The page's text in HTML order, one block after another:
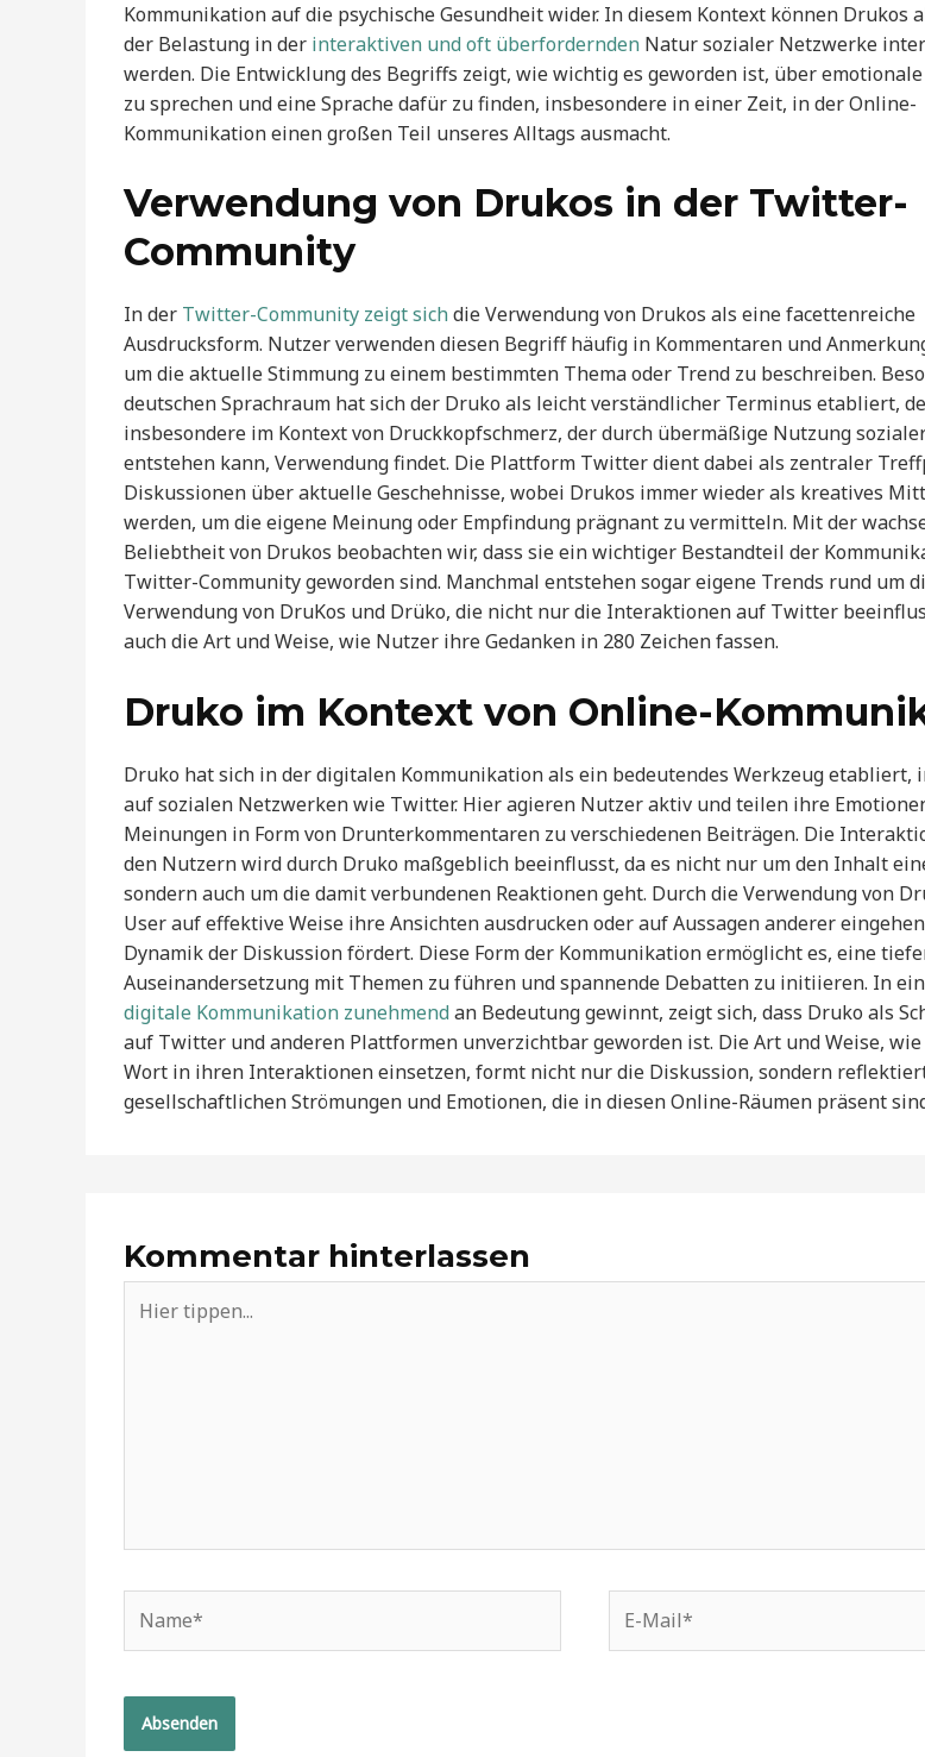
Kommunikation auf die psychische Gesundheit wider. In diesem Kontext können Drukos
der Belastung in der interaktiven und oft überfordernden Natur sozialer Netzwerke
werden. Die Entwicklung des Begriffs zeigt, wie wichtig es geworden ist, über
zu sprechen und eine Sprache dafür zu finden, insbesondere in einer Zeit, in der Online-
Kommunikation einen großen Teil unseres Alltags ausmacht.
Verwendung von Drukos in der Twitter-
Community
In der Twitter-Community zeigt sichdie Verwendung von Drukos als eine facettenreiche
Ausdrucksform. Nutzer verwenden diesen Begriff häufig in Kommentaren und
um die aktuelle Stimmung zu einem bestimmten Thema oder Trend zu beschreiben.
deutschen Sprachraum hat sich der Druko als leicht verständlicher Terminus etabliert,
insbesondere im Kontext von Druckkopfschmerz, der durch übermäßige Nutzung
entstehen kann, Verwendung findet. Die Plattform Twitter dient dabei als zentraler
Diskussionen über aktuelle Geschehnisse, wobei Drukos immer wieder als kreatives
werden, um die eigene Meinung oder Empfindung prägnant zu vermitteln. Mit der
Beliebtheit von Drukos beobachten wir, dass sie ein wichtiger Bestandteil der
Twitter-Community geworden sind. Manchmal entstehen sogar eigene Trends rund um
Verwendung von DruKos und Drüko, die nicht nur die Interaktionen auf Twitter
auch die Art und Weise, wie Nutzer ihre Gedanken in 280 Zeichen fassen.
Druko im Kontext von Online-
Druko hat sich in der digitalen Kommunikation als ein bedeutendes Werkzeug etabliert,
auf sozialen Netzwerken wie Twitter. Hier agieren Nutzer aktiv und teilen ihre
Meinungen in Form von Drunterkommentaren zu verschiedenen Beiträgen. Die
den Nutzern wird durch Druko maßgeblich beeinflusst, da es nicht nur um den Inhalt
sondern auch um die damit verbundenen Reaktionen geht. Durch die Verwendung von
User auf effektive Weise ihre Ansichten ausdrucken oder auf Aussagen anderer
Dynamik der Diskussion fördert. Diese Form der Kommunikation ermöglicht es, eine
Auseinandersetzung mit Themen zu führen und spannende Debatten zu initiieren. In
digitale Kommunikation zunehmendan Bedeutung gewinnt, zeigt sich, dass Druko als
auf Twitter und anderen Plattformen unverzichtbar geworden ist. Die Art und Weise,
Wort in ihren Interaktionen einsetzen, formt nicht nur die Diskussion, sondern
gesellschaftlichen Strömungen und Emotionen, die in diesen Online-Räumen präsent
Kommentar hinterlassen
tippen...
Mail*